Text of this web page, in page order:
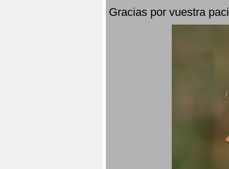
Gracias por vuestra